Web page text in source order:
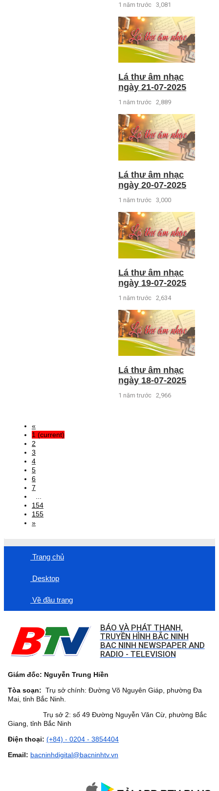
1 năm trước 3,081
Lá thư âm nhạc
ngày 21-07-2025
1 năm trước 2,889
Lá thư âm nhạc
ngày 20-07-2025
1 năm trước 3,000
Lá thư âm nhạc
ngày 19-07-2025
1 năm trước 2,634
Lá thư âm nhạc
ngày 18-07-2025
1 năm trước 2,966
«
1 (current)
2
3
4
5
6
7
154
155
»
Trang chủ
Desktop
Về đầu trang
BÁO VÀ PHÁT THANH,
TRUYỀN HÌNH BẮC NINH
BAC NINH NEWSPAPER AND
RADIO - TELEVISION
Giám đốc: Nguyễn Trung Hiền
Tòa soạn: Trụ sở chính: Đường Võ Nguyên Giáp, phường Đa
Mai, tỉnh Bắc Ninh.
Trụ sở 2: số 49 Đường Nguyễn Văn Cừ, phường Bắc
Giang, tỉnh Bắc Ninh
Điện thoại: (+84) - 0204 - 3854404
Email: bacninhdigital@bacninhtv.vn